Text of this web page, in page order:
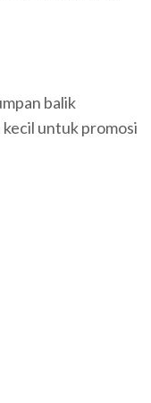
balik
kecil untuk promosi